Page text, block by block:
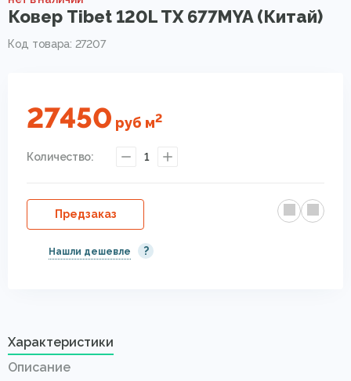
Ковер Tibet 120L TX 677MYA (Китай)
Код товара: 27207
27450 руб м2
Количество: 1
Предзаказ
Нашли дешевле ?
Характеристики
Описание